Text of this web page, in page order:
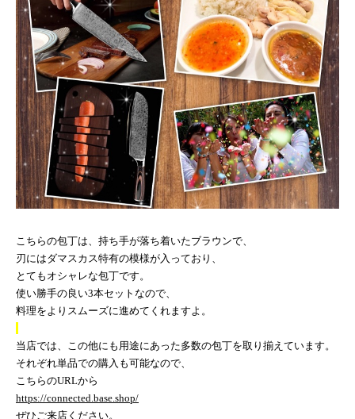
こちらの包丁は、持ち手が落ち着いたブラウンで、
刃にはダマスカス特有の模様が入っており、
とてもオシャレな包丁です。
使い勝手の良い3本セットなので、
料理をよりスムーズに進めてくれますよ。
当店では、この他にも用途にあった多数の包丁を取り揃えています。
それぞれ単品での購入も可能なので、
こちらのURLから
https://connected.base.shop/
ぜひご来店ください。